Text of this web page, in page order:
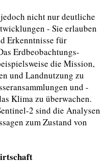
nicht nur deutliche
- Sie erlauben
Erkenntnisse für
Erdbeobachtungs-
die Mission,
und Landnutzung zu
und -
Klima zu überwachen.
2 sind die Analysen
zum Zustand von